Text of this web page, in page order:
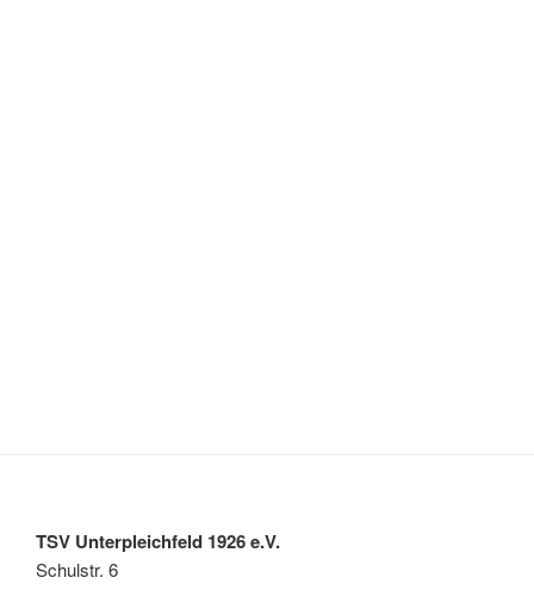
TSV Unterpleichfeld 1926 e.V.
Schulstr. 6